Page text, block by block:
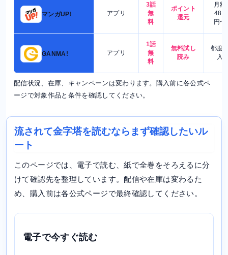
マンガUP! アプリ
3話
無
料
ポイント
還元
月額
480
円〜
GANMA! アプリ
1話
無
料
無料試し
読み
都度
入
配信状況、在庫、キャンペーンは変わります。購入前に各公式ペ
ージで対象作品と条件を確認してください。
流されて金字塔を読むならまず確認したいル
ート
このページでは、電子で読む、紙で全巻をそろえるに分
けて確認先を整理しています。配信や在庫は変わるた
め、購入前は各公式ページで最終確認してください。
電子で今すぐ読む